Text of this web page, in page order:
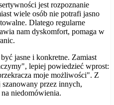
jest rozpoznanie
wiele osób nie potrafi jasno
Dlatego regularne
nam dyskomfort, pomaga w
jasne i konkretne. Zamiast
lepiej powiedzieć wprost:
moje możliwości". Z
przez innych,
niedomówienia.